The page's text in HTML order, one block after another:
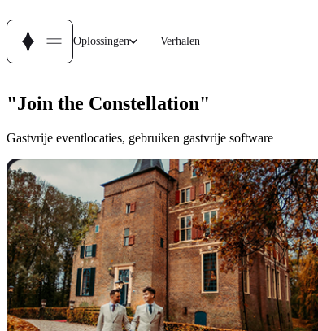
Oplossingen Verhalen
"Join the Constellation"
Gastvrije eventlocaties, gebruiken gastvrije software